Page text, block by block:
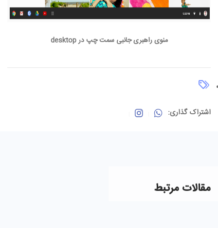
منوی راهبری جانبی سمت چپ در desktop
اشتراک گذاری:
مقالات مرتبط